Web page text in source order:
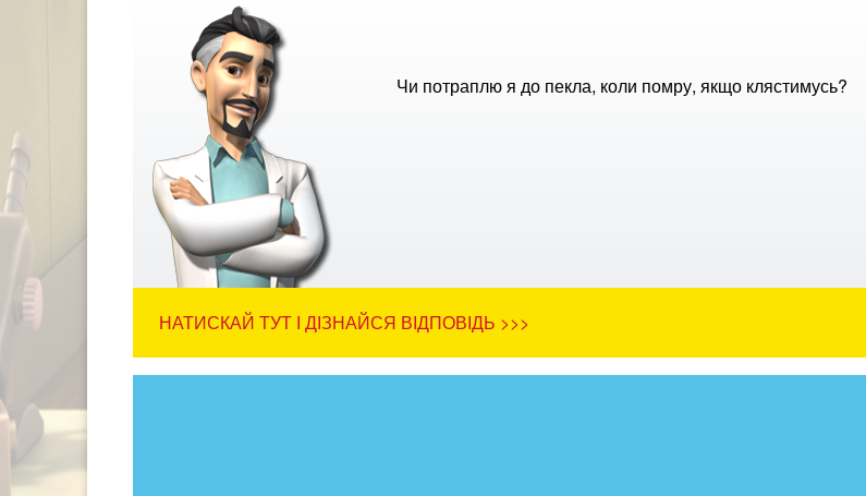
Чи потраплю я до пекла, коли помру, якщо клястимусь?
НАТИСКАЙ ТУТ І ДІЗНАЙСЯ ВІДПОВІДЬ >>>